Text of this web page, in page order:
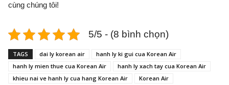
cùng chúng tôi!
5/5 - (8 bình chọn)
TAGS dai ly korean air
hanh ly ki gui cua Korean Air
hanh ly mien thue cua Korean Air
hanh ly xach tay cua Korean Air
khieu nai ve hanh ly cua hang Korean Air
Korean Air